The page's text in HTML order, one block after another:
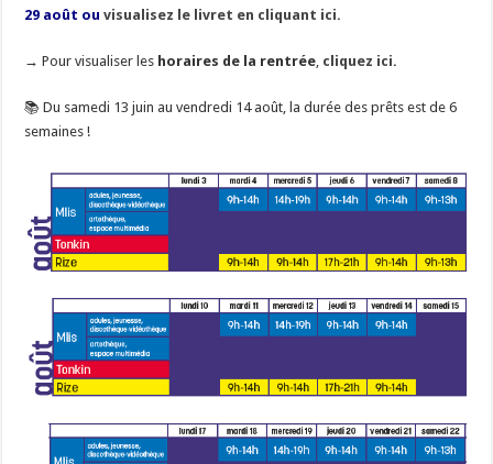
29 août ouvisualisez le livret en cliquant ici.
→ Pour visualiser les horaires de la rentrée cliquez ici.
📚 Du samedi 13 juin au vendredi 14 août, la durée des prêts est de 6
semaines !